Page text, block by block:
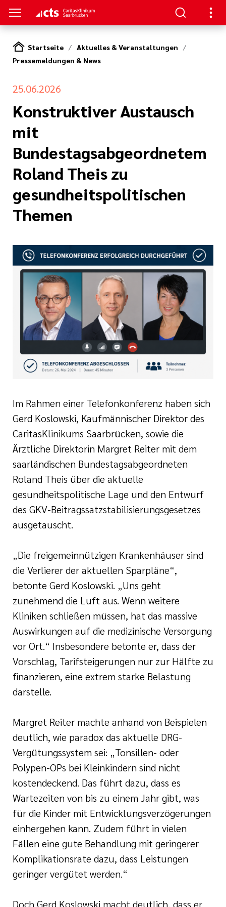
Ihrem
Aufenthalts
in
(CKS)
/ Orientierung
von A-Z
digital -
zur Pflege
und
Startseite
Aktuelles & Veranstaltungen
Pressemeldungen & News
25.06.2026
Konstruktiver Austausch
mit
Bundestagsabgeordnetem
Roland Theis zu
gesundheitspolitischen
Themen
Im Rahmen einer Telefonkonferenz haben sich
Gerd Koslowski, Kaufmännischer Direktor des
CaritasKlinikums Saarbrücken, sowie die
Ärztliche Direktorin Margret Reiter mit dem
saarländischen Bundestagsabgeordneten
Roland Theis über die aktuelle
gesundheitspolitische Lage und den Entwurf
des GKV-Beitragssatzstabilisierungsgesetzes
ausgetauscht.
„Die freigemeinnützigen Krankenhäuser sind
die Verlierer der aktuellen Sparpläne“,
betonte Gerd Koslowski. „Uns geht
zunehmend die Luft aus. Wenn weitere
Kliniken schließen müssen, hat das massive
Auswirkungen auf die medizinische Versorgung
vor Ort.“ Insbesondere betonte er, dass der
Vorschlag, Tarifsteigerungen nur zur Hälfte zu
finanzieren, eine extrem starke Belastung
darstelle.
Margret Reiter machte anhand von Beispielen
deutlich, wie paradox das aktuelle DRG-
Vergütungssystem sei: „Tonsillen- oder
Polypen-OPs bei Kleinkindern sind nicht
kostendeckend. Das führt dazu, dass es
Wartezeiten von bis zu einem Jahr gibt, was
für die Kinder mit Entwicklungsverzögerungen
einhergehen kann. Zudem führt in vielen
Fällen eine gute Behandlung mit geringerer
Komplikationsrate dazu, dass Leistungen
geringer vergütet werden.“
Doch Gerd Koslowski macht deutlich, dass er